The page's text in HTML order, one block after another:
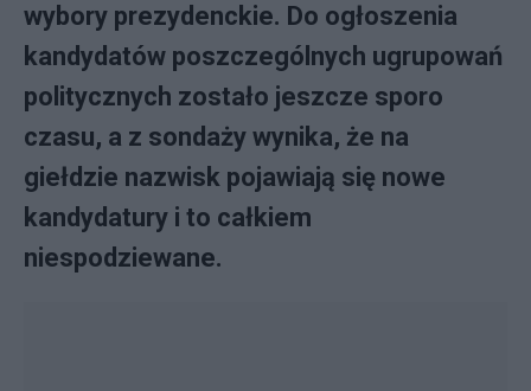
wybory prezydenckie. Do ogłoszenia
kandydatów poszczególnych ugrupowań
politycznych zostało jeszcze sporo
czasu, a z sondaży wynika, że na
giełdzie nazwisk pojawiają się nowe
kandydatury i to całkiem
niespodziewane.